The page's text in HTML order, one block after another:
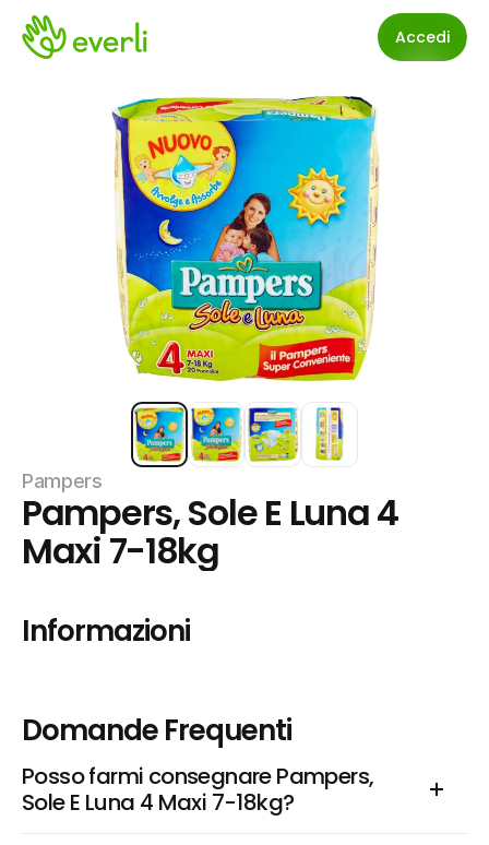
Accedi
Pampers
Pampers, Sole E Luna 4
Maxi 7-18kg
Informazioni
Domande Frequenti
Posso farmi consegnare Pampers,
Sole E Luna 4 Maxi 7-18kg?